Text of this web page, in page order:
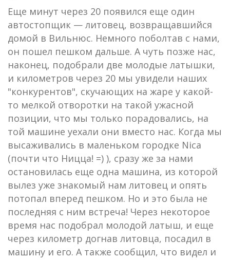
Еще минут через 20 появился еще один
автостопщик — литовец, возвращавшийся
домой в Вильнюс. Немного поболтав с нами,
он пошел пешком дальше. А чуть позже нас,
наконец, подобрали две молодые латышки,
и километров через 20 мы увидели наших
"конкурентов", скучающих на жаре у какой-
то мелкой отворотки на такой ужасной
позиции, что мы только порадовались, на
той машине уехали они вместо нас. Когда мы
высаживались в маленьком городке Nica
(почти что Ницца! =) ), сразу же за нами
остановилась еще одна машина, из которой
вылез уже знакомый нам литовец и опять
потопал вперед пешком. Но и это была не
последняя с ним встреча! Через некоторое
время нас подобрал молодой латыш, и еще
через километр догнав литовца, посадил в
машину и его. А также сообщил, что видел и